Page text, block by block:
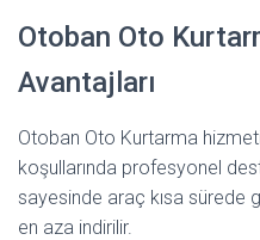
Otoban Oto
Avantajları
Otoban Oto Kurtarma
koşullarında profesyonel
sayesinde araç kısa sürede
en aza indirilir.